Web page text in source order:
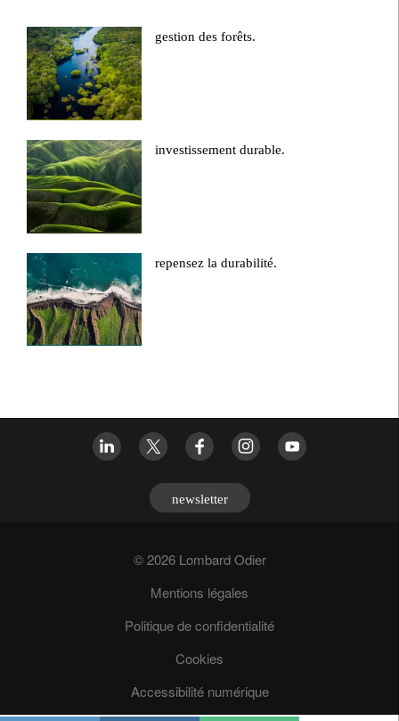
gestion des forêts.
investissement durable.
repensez la durabilité.
newsletter
© 2026 Lombard Odier
Mentions légales
Politique de confidentialité
Cookies
Accessibilité numérique